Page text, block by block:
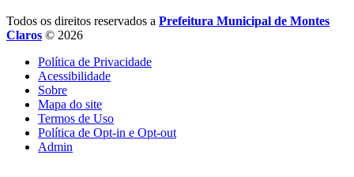
Todos os direitos reservados a Prefeitura Municipal de Montes
Claros © 2026
Política de Privacidade
Acessibilidade
Sobre
Mapa do site
Termos de Uso
Política de Opt-in e Opt-out
Admin